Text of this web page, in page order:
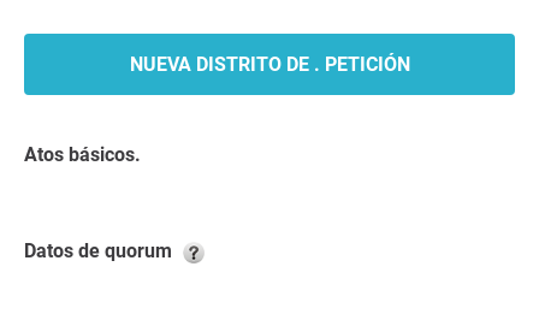
NUEVA DISTRITO DE . PETICIÓN
Atos básicos.
Datos de quorum